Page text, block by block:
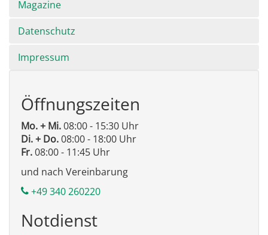
Magazine
Datenschutz
Impressum
Öffnungszeiten
Mo. + Mi.08:00 - 15:30 Uhr
Di. + Do.08:00 - 18:00 Uhr
Fr.08:00 - 11:45 Uhr
und nach Vereinbarung
+49 340 260220
Notdienst